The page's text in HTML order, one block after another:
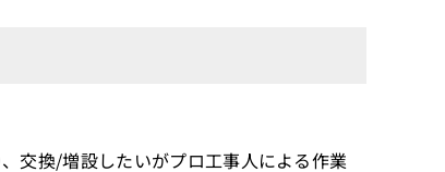
交換/増設したいがプロ工事人による作業